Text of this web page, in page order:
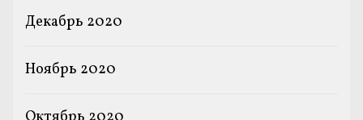
Декабрь 2020
Ноябрь 2020